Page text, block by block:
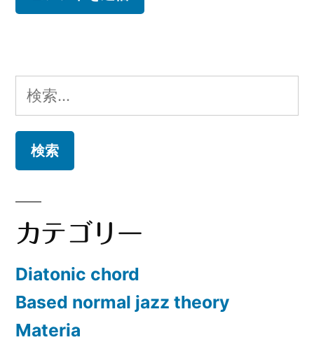
検
索:
カテゴリー
Diatonic chord
Based normal jazz theory
Materia